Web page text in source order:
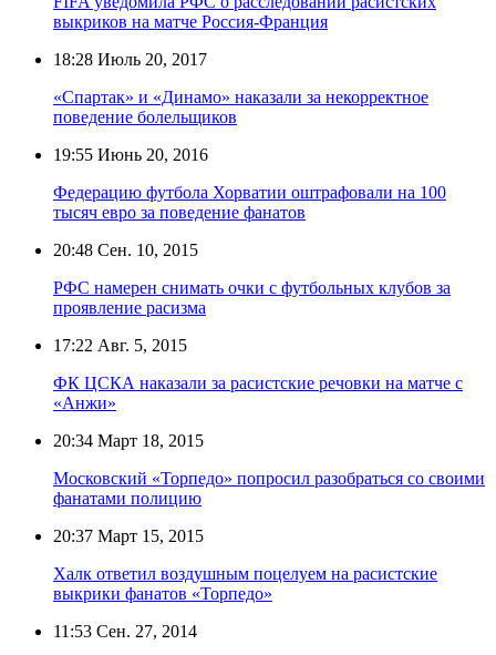
выкриков на матче Россия-Франция
18:28 Июль 20, 2017
«Спартак» и «Динамо» наказали за некорректное
поведение болельщиков
19:55 Июнь 20, 2016
Федерацию футбола Хорватии оштрафовали на 100
тысяч евро за поведение фанатов
20:48 Сен. 10, 2015
РФС намерен снимать очки с футбольных клубов за
проявление расизма
17:22 Авг. 5, 2015
ФК ЦСКА наказали за расистские речовки на матче с
«Анжи»
20:34 Март 18, 2015
Московский «Торпедо» попросил разобраться со своими
фанатами полицию
20:37 Март 15, 2015
Халк ответил воздушным поцелуем на расистские
выкрики фанатов «Торпедо»
11:53 Сен. 27, 2014